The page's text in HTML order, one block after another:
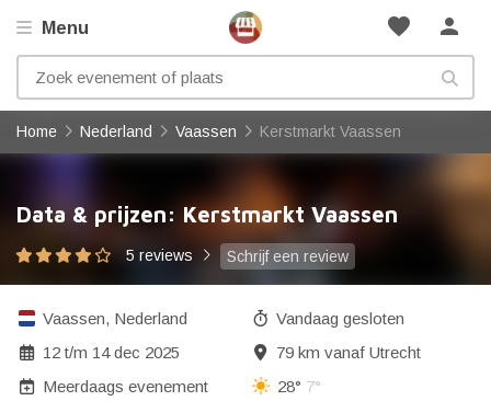
favorite person
Menu
Home Nederland Vaassen Kerstmarkt Vaassen
Data & prijzen: Kerstmarkt Vaassen
5 reviews Schrijf een review
Vaassen, Nederland
12t/m 14 dec 2025
Meerdaags evenement
Vandaag gesloten
79 km vanaf Utrecht
28° 7°